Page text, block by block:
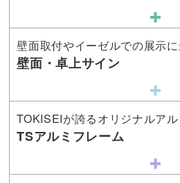
壁面取付やイーゼルでの展示
壁面・卓上サイン
TOKISEIが誇るオリジナルア
TSアルミフレーム